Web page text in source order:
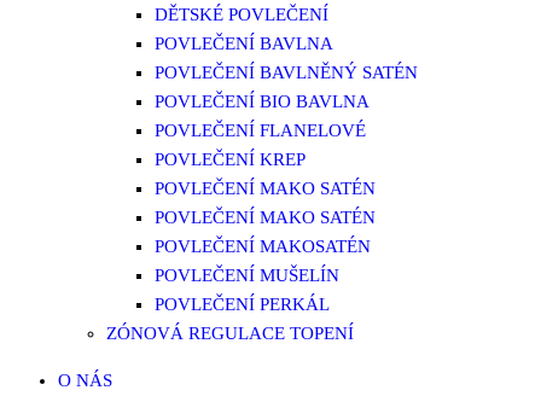
DĚTSKÉ POVLEČENÍ
POVLEČENÍ BAVLNA
POVLEČENÍ BAVLNĚNÝ SATÉN
POVLEČENÍ BIO BAVLNA
POVLEČENÍ FLANELOVÉ
POVLEČENÍ KREP
POVLEČENÍ MAKO SATÉN
POVLEČENÍ MAKO SATÉN
POVLEČENÍ MAKOSATÉN
POVLEČENÍ MUŠELÍN
POVLEČENÍ PERKÁL
ZÓNOVÁ REGULACE TOPENÍ
O NÁS